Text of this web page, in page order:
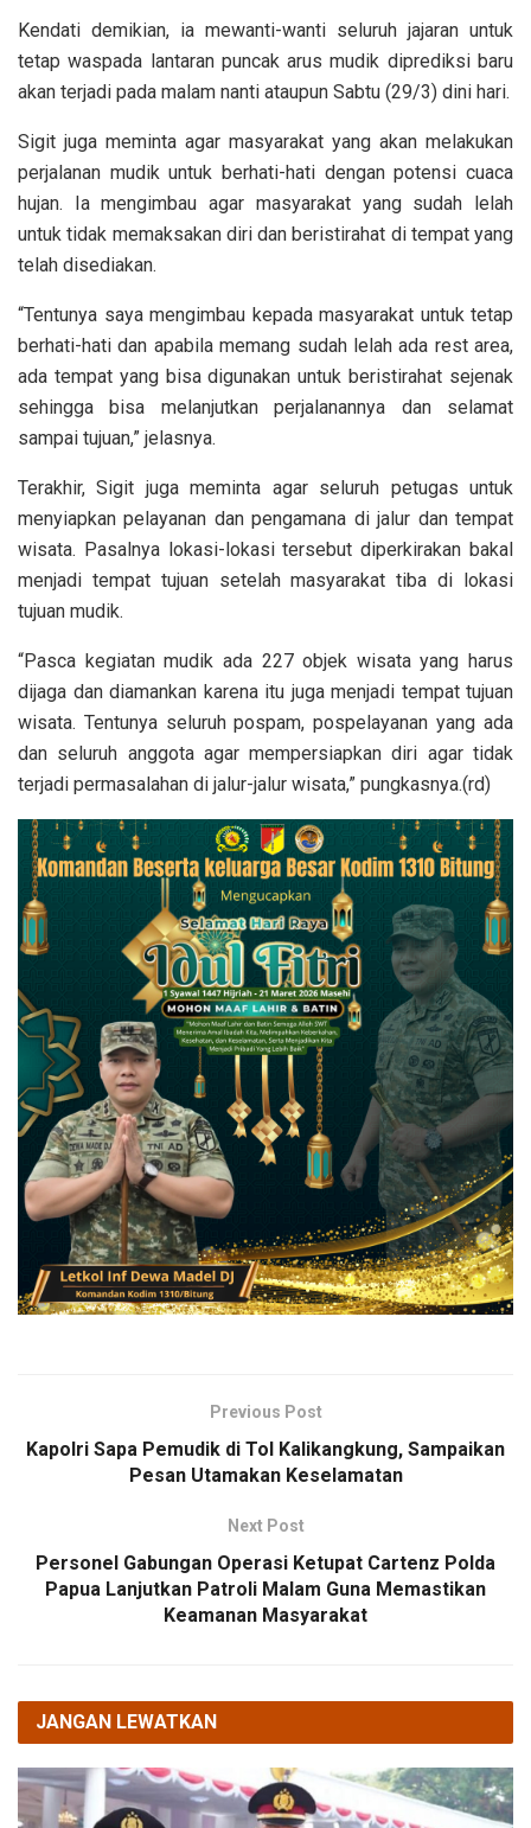
Kendati demikian, ia mewanti-wanti seluruh jajaran untuk
tetap waspada lantaran puncak arus mudik diprediksi baru
akan terjadi pada malam nanti ataupun Sabtu (29/3) dini hari.
Sigit juga meminta agar masyarakat yang akan melakukan
perjalanan mudik untuk berhati-hati dengan potensi cuaca
hujan. Ia mengimbau agar masyarakat yang sudah lelah
untuk tidak memaksakan diri dan beristirahat di tempat yang
telah disediakan.
“Tentunya saya mengimbau kepada masyarakat untuk tetap
berhati-hati dan apabila memang sudah lelah ada rest area,
ada tempat yang bisa digunakan untuk beristirahat sejenak
sehingga bisa melanjutkan perjalanannya dan selamat
sampai tujuan,” jelasnya.
Terakhir, Sigit juga meminta agar seluruh petugas untuk
menyiapkan pelayanan dan pengamana di jalur dan tempat
wisata. Pasalnya lokasi-lokasi tersebut diperkirakan bakal
menjadi tempat tujuan setelah masyarakat tiba di lokasi
tujuan mudik.
“Pasca kegiatan mudik ada 227 objek wisata yang harus
dijaga dan diamankan karena itu juga menjadi tempat tujuan
wisata. Tentunya seluruh pospam, pospelayanan yang ada
dan seluruh anggota agar mempersiapkan diri agar tidak
terjadi permasalahan di jalur-jalur wisata,” pungkasnya.(rd)
Previous Post
Kapolri Sapa Pemudik di Tol Kalikangkung, Sampaikan
Pesan Utamakan Keselamatan
Next Post
Personel Gabungan Operasi Ketupat Cartenz Polda
Papua Lanjutkan Patroli Malam Guna Memastikan
Keamanan Masyarakat
JANGAN LEWATKAN